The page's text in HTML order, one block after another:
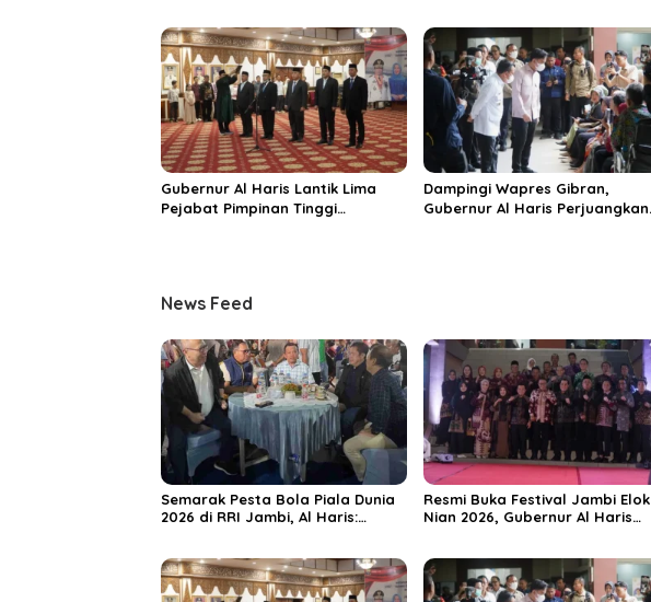
Rakyat
Destinasi Wisata Budaya
Unggulan
Gubernur Al Haris Lantik Lima
Pejabat Pimpinan Tinggi
Dampingi Wapres Gibran,
Gubernur Al Haris Perjuangkan
News Feed
Semarak Pesta Bola Piala Dunia
2026 di RRI Jambi, Al Haris:
Resmi Buka Festival Jambi Elok
Nian 2026, Gubernur Al Haris
Unggulan